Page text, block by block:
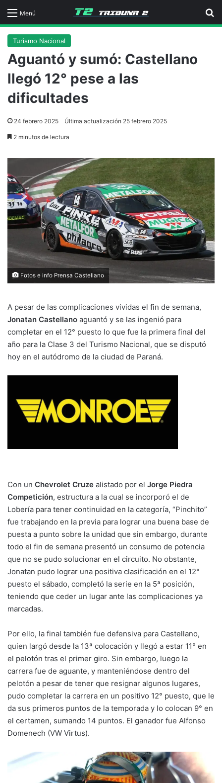
Menú
Turismo Nacional
Aguantó y sumó: Castellano
llegó 12° pese a las
dificultades
24 febrero 2025 Última actualización 25 febrero 2025
2 minutos de lectura
Fotos e info Prensa Castellano
A pesar de las complicaciones vividas el fin de semana,
Jonatan Castellano aguantó y se las ingenió para
completar en el 12° puesto lo que fue la primera final del
año para la Clase 3 del Turismo Nacional, que se disputó
hoy en el autódromo de la ciudad de Paraná.
Con un Chevrolet Cruze alistado por el Jorge Piedra
Competición, estructura a la cual se incorporó el de
Lobería para tener continuidad en la categoría, “Pinchito”
fue trabajando en la previa para lograr una buena base de
puesta a punto sobre la unidad que sin embargo, durante
todo el fin de semana presentó un consumo de potencia
que no se pudo solucionar en el circuito. No obstante,
Jonatan pudo lograr una positiva clasificación en el 12°
puesto el sábado, completó la serie en la 5ª posición,
teniendo que ceder un lugar ante las complicaciones ya
marcadas.
Por ello, la final también fue defensiva para Castellano,
quien largó desde la 13ª colocación y llegó a estar 11° en
el pelotón tras el primer giro. Sin embargo, luego la
carrera fue de aguante, y manteniéndose dentro del
pelotón a pesar de tener que resignar algunos lugares,
pudo completar la carrera en un positivo 12° puesto, que le
da sus primeros puntos de la temporada y lo colocan 9° en
el certamen, sumando 14 puntos. El ganador fue Alfonso
Domenech (VW Virtus).